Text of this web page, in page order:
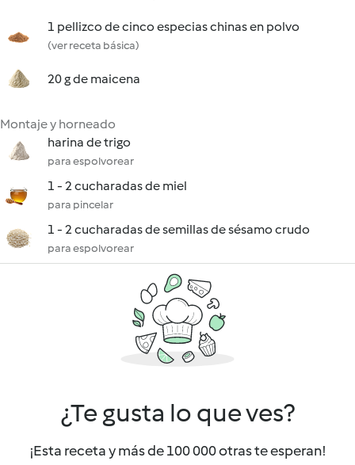
1 pellizco de cinco especias chinas en polvo
(ver receta básica)
20 g de maicena
Montaje y horneado
harina de trigo
para espolvorear
1 - 2 cucharadas de miel
para pincelar
1 - 2 cucharadas de semillas de sésamo crudo
para espolvorear
¿Te gusta lo que ves?
¡Esta receta y más de 100 000 otras te esperan!